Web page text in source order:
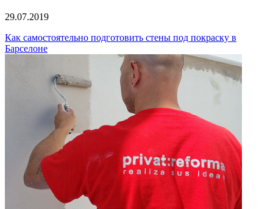
29.07.2019
Как самостоятельно подготовить стены под покраску в
Барселоне